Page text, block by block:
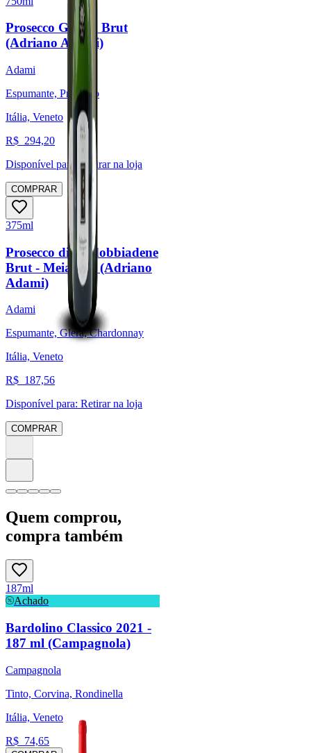
Prosecco Garbèl Brut
(Adriano Adami)
Adami
Espumante, Prosecco
Itália, Veneto
R$ 294,20
Disponível para:
Retirar na loja
COMPRAR
375ml
Prosecco di Valdobbiadene
Brut - Meia gfa. (Adriano
Adami)
Adami
Espumante, Glera, Chardonnay
Itália, Veneto
R$ 187,56
Disponível para: Retirar na loja
COMPRAR
Quem comprou,
compra também
187ml
Achado
Bardolino Classico 2021 -
187 ml (Campagnola)
Campagnola
Tinto, Corvina, Rondinella
Itália, Veneto
R$ 74,65